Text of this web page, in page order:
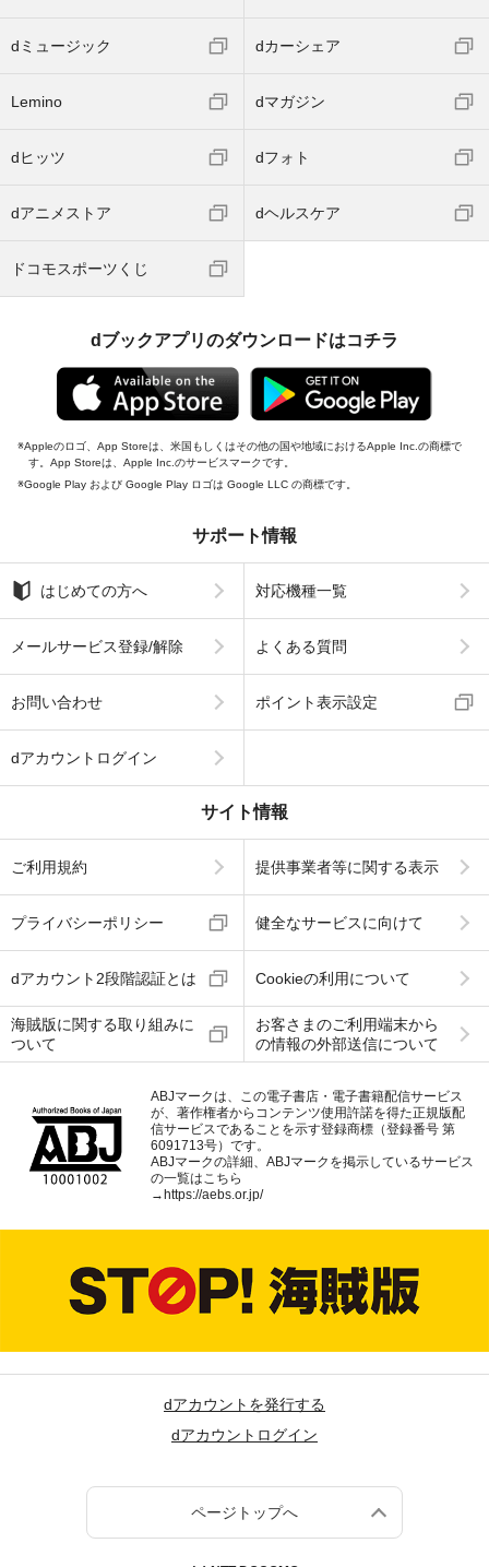
dミュージック dカーシェア
Lemino dマガジン
dヒッツ dフォト
dアニメストア dヘルスケア
ドコモスポーツくじ
dブックアプリのダウンロードはコチラ
Appleのロゴ、App Storeは、米国もしくはその他の国や地域におけるApple Inc.の商標で
す。App Storeは、Apple Inc.のサービスマークです。
Google Play および Google Play ロゴは Google LLC の商標です。
サポート情報
はじめての方へ 対応機種一覧
メールサービス登録/解除 よくある質問
お問い合わせ ポイント表示設定
dアカウントログイン
サイト情報
ご利用規約 提供事業者等に関する表示
プライバシーポリシー 健全なサービスに向けて
dアカウント2段階認証とは Cookieの利用について
海賊版に関する取り組みに
ついて
お客さまのご利用端末から
の情報の外部送信について
ABJマークは、この電子書店・電子書籍配信サービス
が、著作権者からコンテンツ使用許諾を得た正規版配
信サービスであることを示す登録商標（登録番号 第
6091713号）です。
ABJマークの詳細、ABJマークを掲示しているサービス
の一覧はこちら
→ https://aebs.or.jp/
dアカウントを発行する
dアカウントログイン
ページトップへ